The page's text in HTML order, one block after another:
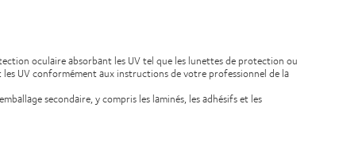
oculaire absorbant les UV tel que les lunettes de protection ou
UV conformément aux instructions de votre professionnel de la
secondaire, y compris les laminés, les adhésifs et les